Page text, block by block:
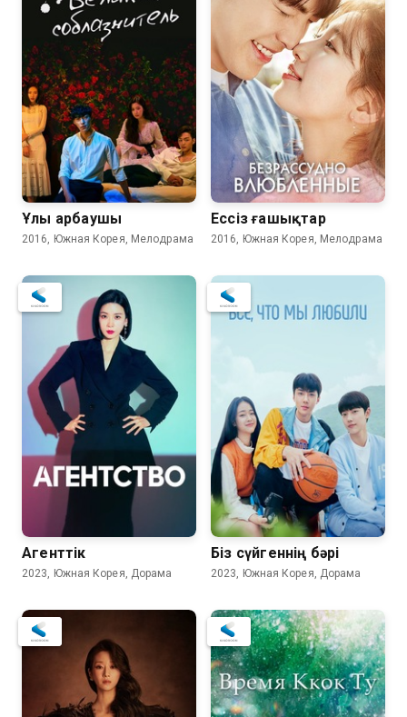
Ұлы арбаушы
2016, Южная Корея, Мелодрама
Ессіз ғашықтар
2016, Южная Корея, Мелодрама
Агенттік
2023, Южная Корея, Дорама
Біз сүйгеннің бәрі
2023, Южная Корея, Дорама